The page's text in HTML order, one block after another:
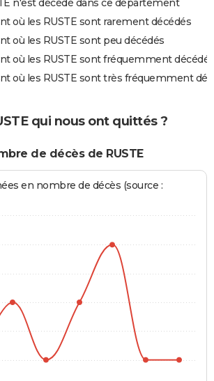
n'est décédé dans ce département
où les RUSTE sont rarement décédés
où les RUSTE sont peu décédés
où les RUSTE sont fréquemment décédés
où les RUSTE sont très fréquemment
qui nous ont quittés ?
de décès de RUSTE
en nombre de décès (source :